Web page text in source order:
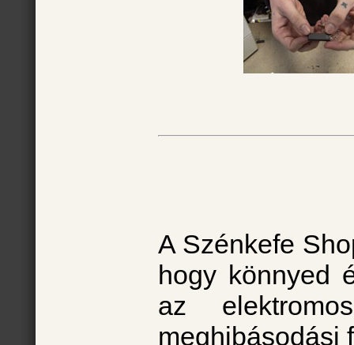
A Szénkefe
hogy könnyed
az
meghibásodási